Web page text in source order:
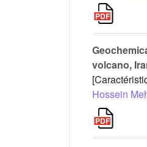
volcano,
Hossein